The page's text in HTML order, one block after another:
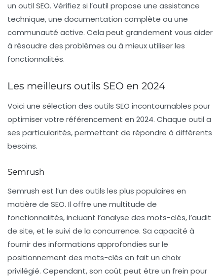
un outil SEO. Vérifiez si l’outil propose une assistance
technique, une documentation complète ou une
communauté active. Cela peut grandement vous aider
à résoudre des problèmes ou à mieux utiliser les
fonctionnalités.
Les meilleurs outils SEO en 2024
Voici une sélection des outils SEO incontournables pour
optimiser votre référencement en 2024. Chaque outil a
ses particularités, permettant de répondre à différents
besoins.
Semrush
Semrush est l’un des outils les plus populaires en
matière de SEO. Il offre une multitude de
fonctionnalités, incluant l’analyse des mots-clés, l’audit
de site, et le suivi de la concurrence. Sa capacité à
fournir des informations approfondies sur le
positionnement des mots-clés en fait un choix
privilégié. Cependant, son coût peut être un frein pour